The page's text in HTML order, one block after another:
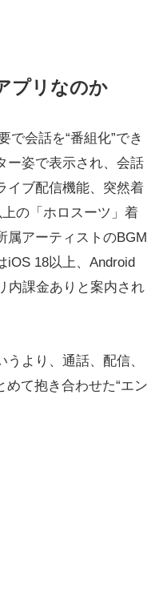
プリなのか
で会話を“番組化”でき
ー姿で表示され、会話
イブ配信機能、突然着
の「ホロスーツ」着
属アーティストのBGM
iOS 18以上、Android
内課金ありと案内され
より、通話、配信、
て抱き合わせた“エン